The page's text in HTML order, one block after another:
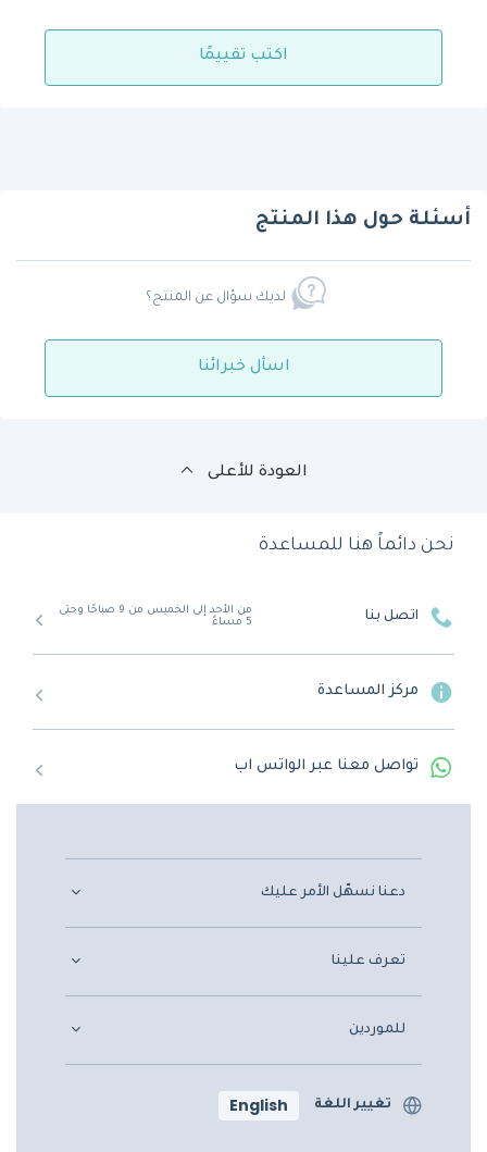
اكتب تقييمًا
أسئلة حول هذا المنتج
لديك سؤال عن المنتج؟
اسأل خبرائنا
العودة للأعلى
نحن دائماً هنا للمساعدة
اتصل بنا
من الأحد إلى الخميس من 9 صباحًا وحتى
5 مساءً
مركز المساعدة
تواصل معنا عبر الواتس اب
دعنا نسهّل الأمر عليك
تعرف علينا
للموردين
تغيير اللغة English